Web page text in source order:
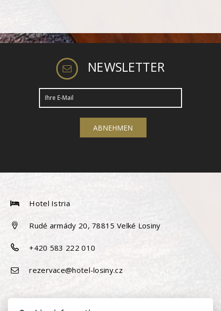
NEWSLETTER
Hotel Istria
Rudé armády 20, 78815 Velké Losiny
+420 583 222 010
rezervace@hotel-losiny.cz